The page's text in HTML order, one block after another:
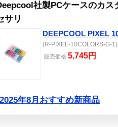
社製PCケースのカ
サリ
DEEPCOOL PIXEL
(R-PIXEL-10COLORS-G-
販売価格 5,745円
2025年8月おすすめ新商品